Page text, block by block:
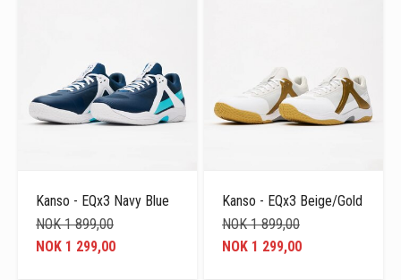
Kanso - EQx3 Navy Blue
NOK 1 299,00
NOK 1 899,00
Kanso - EQx3 Beige/Gold
NOK 1 299,00
NOK 1 899,00